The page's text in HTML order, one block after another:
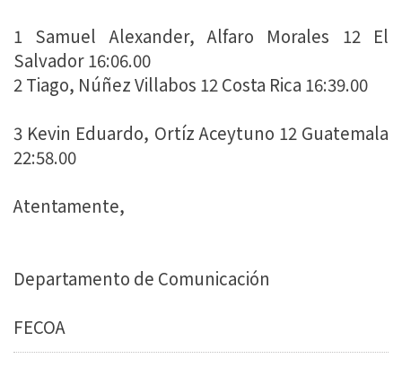
1 Samuel Alexander, Alfaro Morales 12 El
Salvador 16:06.00
2 Tiago, Núñez Villabos 12 Costa Rica 16:39.00
3 Kevin Eduardo, Ortíz Aceytuno 12 Guatemala
22:58.00
Atentamente,
Departamento de Comunicación
FECOA